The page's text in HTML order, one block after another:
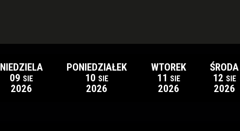
NIEDZIELA
09 SIE
2026
PONIEDZIAŁEK
10 SIE
2026
WTOREK
11 SIE
2026
ŚRODA
12 SIE
2026